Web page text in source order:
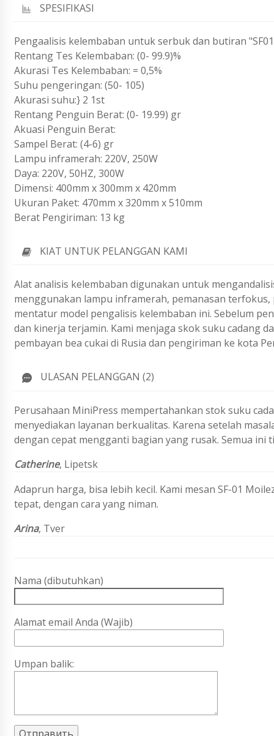
SPESIFIKASI
Pengaalisis kelembaban untuk serbuk dan butiran
Rentang Tes Kelembaban: (0- 99.9)%
Akurasi Tes Kelembaban: = 0,5%
Suhu pengeringan: (50- 105)
Akurasi suhu:} 2 1st
Rentang Penguin Berat: (0- 19.99) gr
Akuasi Penguin Berat:
Sampel Berat: (4-6) gr
Lampu inframerah: 220V, 250W
Daya: 220V, 50HZ, 300W
Dimensi: 400mm x 300mm x 420mm
Ukuran Paket: 470mm x 320mm x 510mm
Berat Pengiriman: 13 kg
KIAT UNTUK PELANGGAN KAMI
Alat analisis kelembaban digunakan untuk
menggunakan lampu inframerah, pemanasan
mentatur model pengalisis kelembaban ini. Sebelum
dan kinerja terjamin. Kami menjaga skok suku cadang
pembayan bea cukai di Rusia dan pengiriman ke kota
ULASAN PELANGGAN (2)
Perusahaan MiniPress mempertahankan stok suku
menyediakan layanan berkualitas. Karena setelah
dengan cepat mengganti bagian yang rusak. Semua ini
Catherine, Lipetsk
Adaprun harga, bisa lebih kecil. Kami mesan SF-01
tepat, dengan cara yang niman.
Arina, Tver
Nama (dibutuhkan)
Alamat email Anda (Wajib)
Umpan balik: